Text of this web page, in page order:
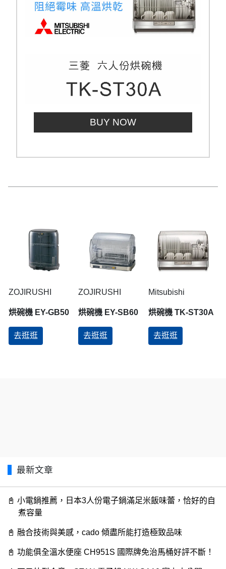
BUY NOW
ZOJIRUSHI
烘碗機 EY-GB50
去逛逛
ZOJIRUSHI
烘碗機 EY-SB60
去逛逛
Mitsubishi
烘碗機 TK-ST30A
去逛逛
最新文章
📓️️ 小電鍋推薦，日本3人份電子鍋滿足米飯味蕾，恰好的自
煮容量
📓️️ 融合技術與美感，cado 傾盡所能打造極致品味
📓️️ 功能俱全溫水便座 CH951S 國際牌免治馬桶好評不斷！